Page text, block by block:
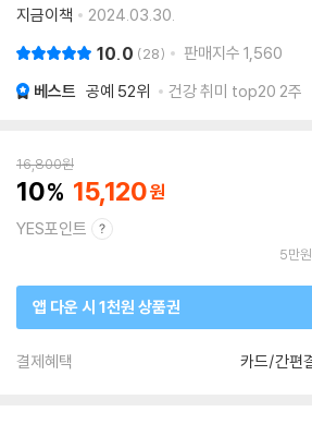
지금이책
2024.03.30.
10.0 28 판매지수 1,560
베스트 공예 52위 건강 취미 top20 2주
16,800원
10 15,120
YES포인트
5만
앱 다운 시 1천원 상품권
결제혜택 카드/간편